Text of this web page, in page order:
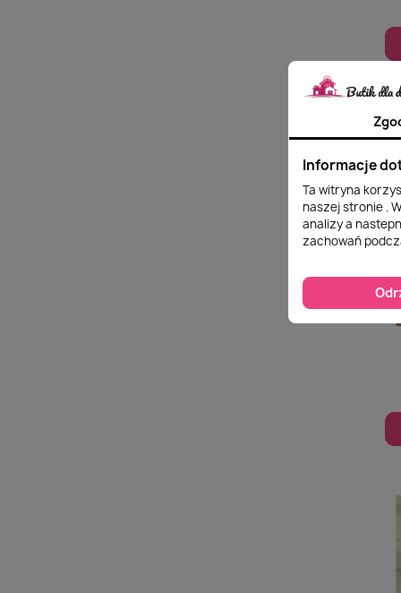
Informacje
Ta witryna
naszej stronie .
analizy a
zachowań